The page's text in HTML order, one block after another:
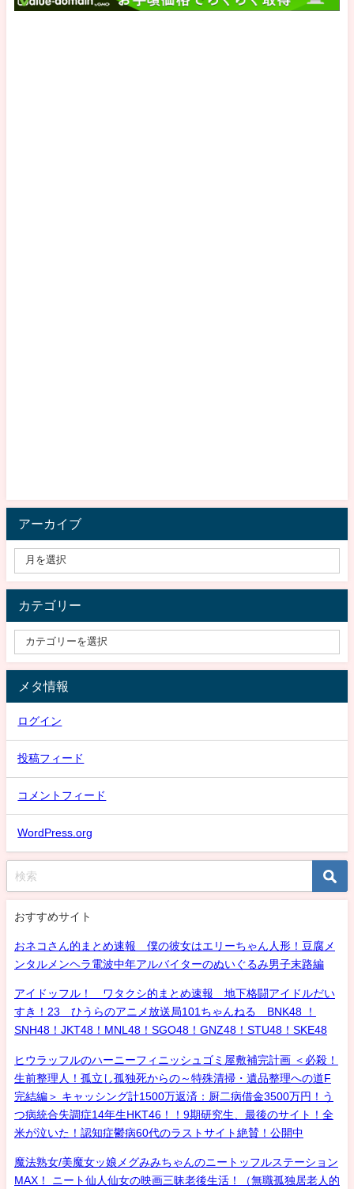
アーカイブ
カテゴリー
メタ情報
ログイン
投稿フィード
コメントフィード
WordPress.org
おすすめサイト
おネコさん的まとめ速報 僕の彼女はエリーちゃん人形！豆腐メ
ンタルメンヘラ電波中年アルバイターのぬいぐるみ男子末路編
アイドッフル！ ワタクシ的まとめ速報 地下格闘アイドルだい
すき！23 ひうらのアニメ放送局101ちゃんねる BNK48 ！
SNH48！JKT48！MNL48！SGO48！GNZ48！STU48！SKE48
ヒウラッフルのハーニーフィニッシュゴミ屋敷補完計画 ＜必殺！
生前整理人！孤立し孤独死からの～特殊清掃・遺品整理への道F
完結編＞ キャッシング計1500万返済：厨二病借金3500万円！う
つ病統合失調症14年生HKT46！！9期研究生、最後のサイト！全
米が泣いた！認知症鬱病60代のラストサイト絶賛！公開中
魔法熟女/美魔女ッ娘メグみみちゃんのニートッフルステーション
MAX！ ニート仙人仙女の映画三昧老後生活！（無職孤独居老人的